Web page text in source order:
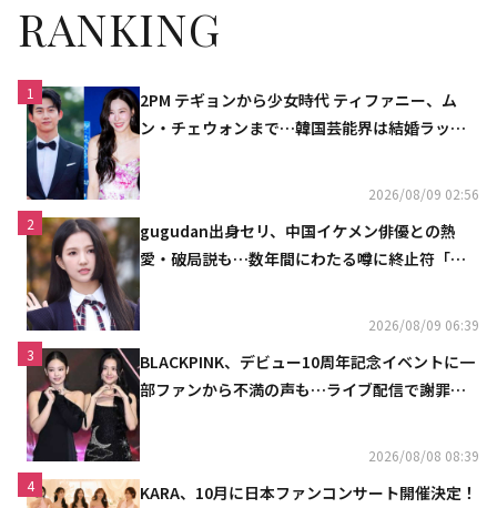
RANKING
1
2PM テギョンから少女時代 ティファニー、ム
ン・チェウォンまで…韓国芸能界は結婚ラッシ
2026/08/09 02:56
2
gugudan出身セリ、中国イケメン俳優との熱
愛・破局説も…数年間にわたる噂に終止符「邪
2026/08/09 06:39
3
BLACKPINK、デビュー10周年記念イベントに一
部ファンから不満の声も…ライブ配信で謝罪
2026/08/08 08:39
4
KARA、10月に日本ファンコンサート開催決定！